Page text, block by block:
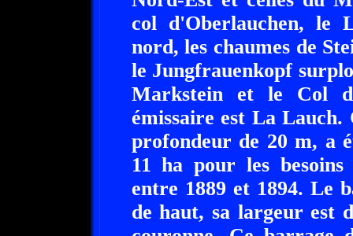
col d'Oberlauchen, le
nord, les chaumes de
le Jungfrauenkopf
Markstein et le Col
émissaire est La
profondeur de 20 m, a
11 ha pour les
entre 1889 et 1894. Le
de haut, sa largeur est